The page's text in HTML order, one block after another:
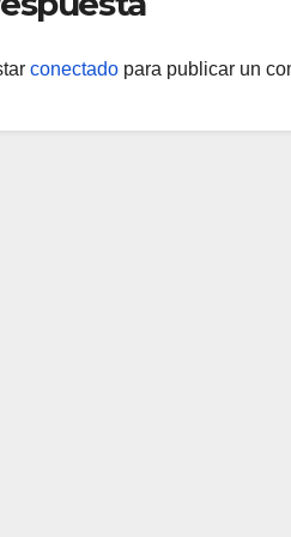
conectado para publicar un